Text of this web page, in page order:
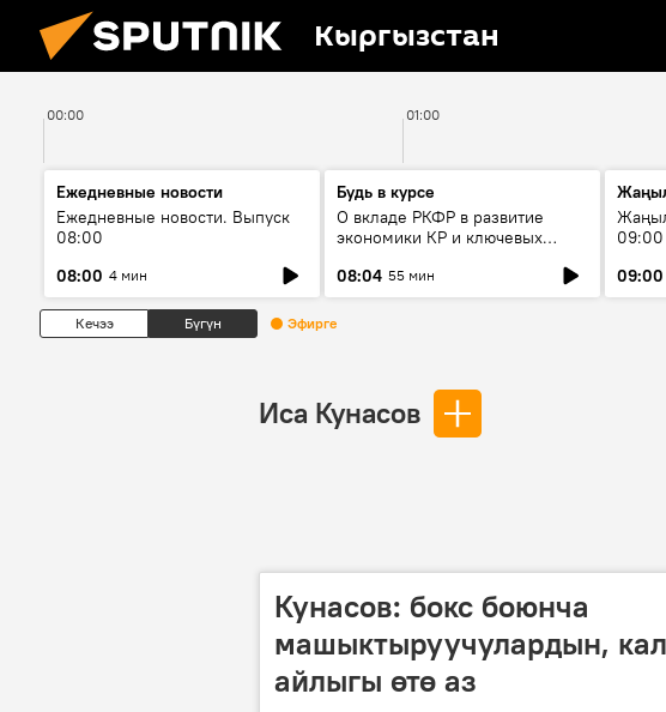
Кыргызстан
00:00 01:00
Ежедневные новости
Ежедневные новости. Выпуск
08:00
08:00 4 мин
Будь в курсе
О вкладе РКФР в развитие
экономики КР и ключевых
08:04 55 мин
09:00
09:00
Кечээ Бүгүн Эфирге
Иса Кунасов
Кунасов: бокс боюнча
машыктыруучулардын,
айлыгы өтө аз